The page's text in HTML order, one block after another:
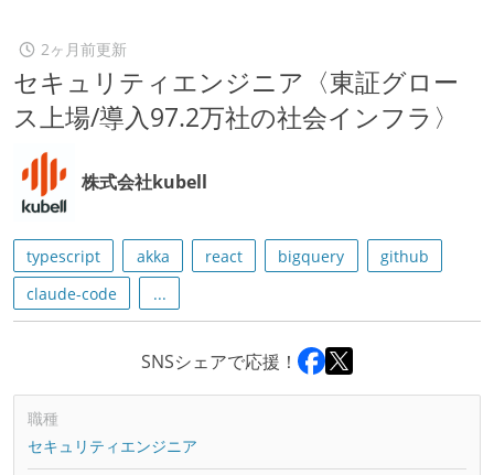
2ヶ月前更新
セキュリティエンジニア〈東証グロー
ス上場/導入97.2万社の社会インフラ〉
株式会社kubell
typescript akka react bigquery
github
claude-code
...
SNSシェアで応援！
職種
セキュリティエンジニア